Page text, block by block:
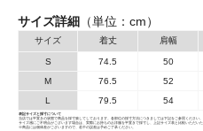
サイズ詳細 （単位：cm）
サイズ 着丈 肩幅
S 74.5 50
M
76.5 52
L
79.5 54
表記サイズと採寸について
当店では平置きの状態で商品を採寸致してしております。各部位の採寸方法につきましては下記をご参照ください。
サイズ感にご不明点がございます場合は、実際にお持ちのお洋服を平置きで採寸し、上記サイズ表と比較いただいた
※商品には個体差がございますので、若干の誤差は予めご了承ください。